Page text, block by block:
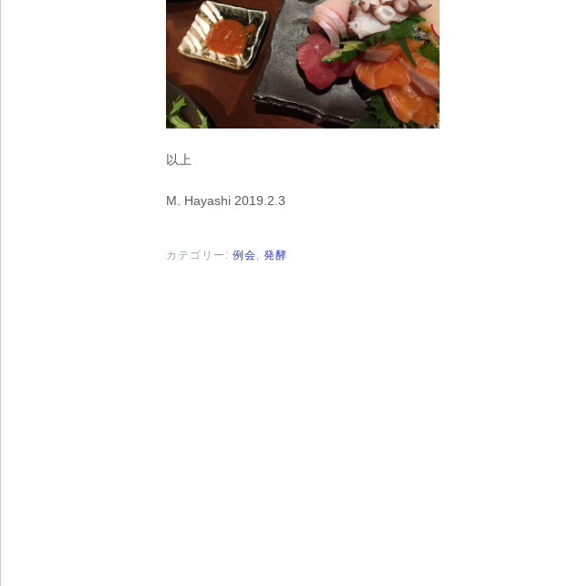
以上
M. Hayashi 2019.2.3
カテゴリー: 例会, 発酵